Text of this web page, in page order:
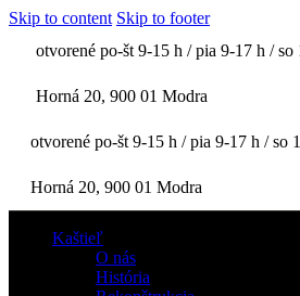
Skip to content Skip to footer
otvorené po-št 9-15 h / pia 9-17 h / so
Horná 20, 900 01 Modra
otvorené po-št 9-15 h / pia 9-17 h / so
Horná 20, 900 01 Modra
Kaštieľ
O nás
História